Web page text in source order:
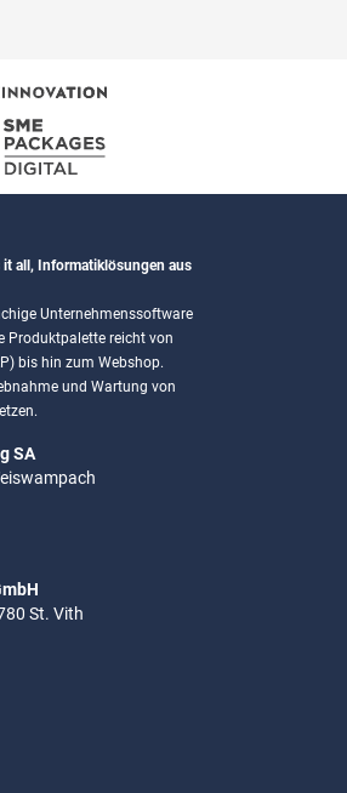
it all, Informatiklösungen aus
Unternehmenssoftware
Produktpalette reicht von
bis hin zum Webshop.
und Wartung von
SA
St. Vith